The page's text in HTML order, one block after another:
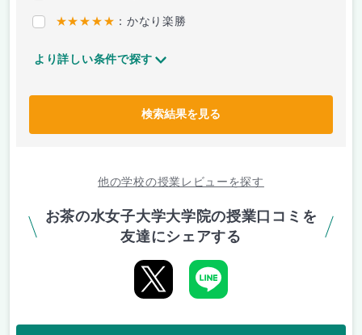
★★★★★ ：かなり楽勝
より詳しい条件で探す
検索結果を見る
他の学校の授業レビューを探す
お茶の水女子大学大学院の授業口コミを
友達にシェアする